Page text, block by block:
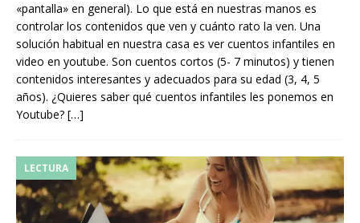
«pantalla» en general). Lo que está en nuestras manos es
controlar los contenidos que ven y cuánto rato la ven. Una
solución habitual en nuestra casa es ver cuentos infantiles en
video en youtube. Son cuentos cortos (5- 7 minutos) y tienen
contenidos interesantes y adecuados para su edad (3, 4, 5
años). ¿Quieres saber qué cuentos infantiles les ponemos en
Youtube? […]
LECTURA